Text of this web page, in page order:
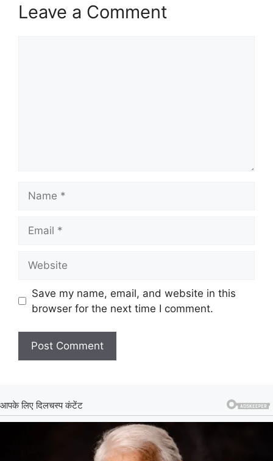
Leave a Comment
Save my name, email, and website in this
browser for the next time I comment.